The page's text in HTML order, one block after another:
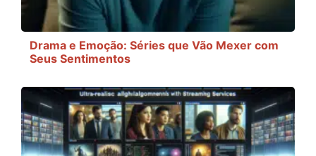
Drama e Emoção: Séries que Vão Mexer com
Seus Sentimentos